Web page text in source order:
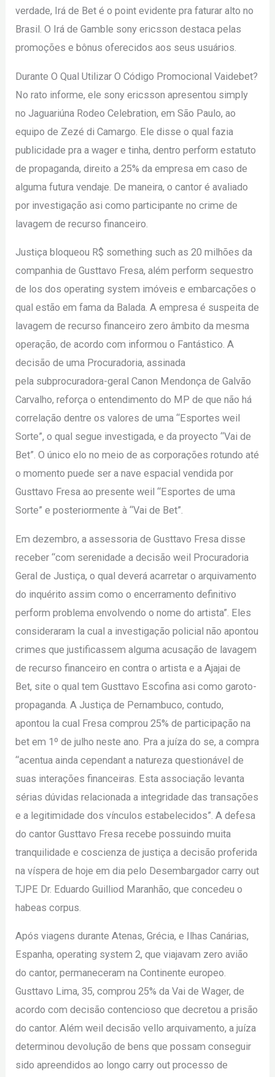
verdade, Irá de Bet é o point evidente pra faturar alto no
Brasil. O Irá de Gamble sony ericsson destaca pelas
promoções e bônus oferecidos aos seus usuários.
Durante O Qual Utilizar O Código Promocional Vaidebet?
No rato informe, ele sony ericsson apresentou simply
no Jaguariúna Rodeo Celebration, em São Paulo, ao
equipo de Zezé di Camargo. Ele disse o qual fazia
publicidade pra a wager e tinha, dentro perform estatuto
de propaganda, direito a 25% da empresa em caso de
alguma futura vendaje. De maneira, o cantor é avaliado
por investigação asi como participante no crime de
lavagem de recurso financeiro.
Justiça bloqueou R$ something such as 20 milhões da
companhia de Gusttavo Fresa, além perform sequestro
de los dos operating system imóveis e embarcações o
qual estão em fama da Balada. A empresa é suspeita de
lavagem de recurso financeiro zero âmbito da mesma
operação, de acordo com informou o Fantástico. A
decisão de uma Procuradoria, assinada
pela subprocuradora-geral Canon Mendonça de Galvão
Carvalho, reforça o entendimento do MP de que não há
correlação dentre os valores de uma “Esportes weil
Sorte”, o qual segue investigada, e da proyecto “Vai de
Bet”. O único elo no meio de as corporações rotundo até
o momento puede ser a nave espacial vendida por
Gusttavo Fresa ao presente weil “Esportes de uma
Sorte” e posteriormente à “Vai de Bet”.
Em dezembro, a assessoria de Gusttavo Fresa disse
receber “com serenidade a decisão weil Procuradoria
Geral de Justiça, o qual deverá acarretar o arquivamento
do inquérito assim como o encerramento definitivo
perform problema envolvendo o nome do artista”. Eles
consideraram la cual a investigação policial não apontou
crimes que justificassem alguma acusação de lavagem
de recurso financeiro en contra o artista e a Ajajai de
Bet, site o qual tem Gusttavo Escofina asi como garoto-
propaganda. A Justiça de Pernambuco, contudo,
apontou la cual Fresa comprou 25% de participação na
bet em 1º de julho neste ano. Pra a juíza do se, a compra
“acentua ainda cependant a natureza questionável de
suas interações financeiras. Esta associação levanta
sérias dúvidas relacionada a integridade das transações
e a legitimidade dos vínculos estabelecidos”. A defesa
do cantor Gusttavo Fresa recebe possuindo muita
tranquilidade e coscienza de justiça a decisão proferida
na víspera de hoje em dia pelo Desembargador carry out
TJPE Dr. Eduardo Guilliod Maranhão, que concedeu o
habeas corpus.
Após viagens durante Atenas, Grécia, e Ilhas Canárias,
Espanha, operating system 2, que viajavam zero avião
do cantor, permaneceram na Continente europeo.
Gusttavo Lima, 35, comprou 25% da Vai de Wager, de
acordo com decisão contencioso que decretou a prisão
do cantor. Além weil decisão vello arquivamento, a juíza
determinou devolução de bens que possam conseguir
sido apreendidos ao longo carry out processo de